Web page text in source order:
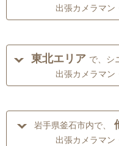
出張カメラマン
東北エリア で、シ
出張カメラマン
岩手県釜石市内で、
出張カメラマン